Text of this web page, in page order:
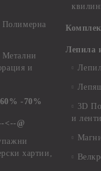
и
-70%
<--@
хартии,
Лепила
3D
и ленти